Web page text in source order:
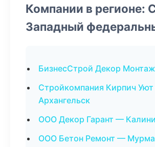
Компании в регионе:
Западный
БизнесСтрой Декор
Стройкомпания Кирпич
Архангельск
ООО Декор Гарант —
ООО Бетон Ремонт —